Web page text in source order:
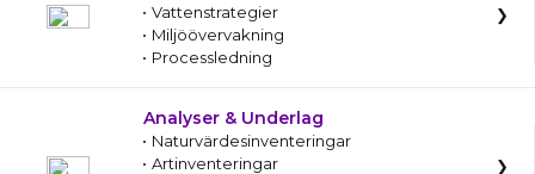
Vattenstrategier
Miljöövervakning
Processledning
Analyser & Underlag
Naturvärdesinventeringar
Artinventeringar